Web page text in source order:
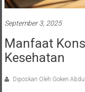
September 3, 2025
Manfaat
Kesehatan
Diposkan Oleh:Goken